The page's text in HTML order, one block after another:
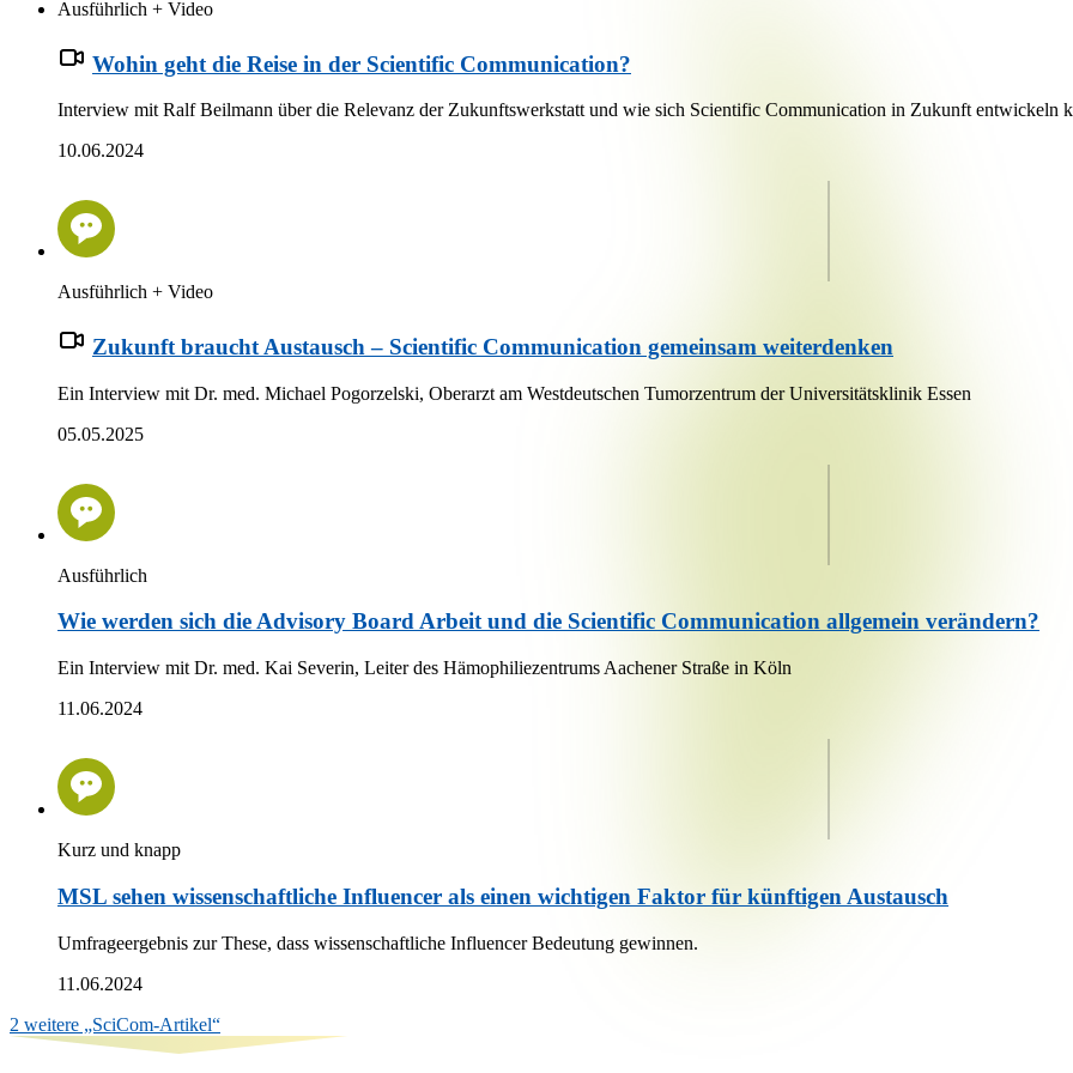
Ausführlich + Video
Wohin geht die Reise in der Scientific Communication?
Interview mit Ralf Beilmann über die Relevanz der Zukunftswerkstatt und wie sich Scientific Communication in Zukunft entwickeln
10.06.2024
Ausführlich + Video
Zukunft braucht Austausch – Scientific Communication gemeinsam weiterdenken
Ein Interview mit Dr. med. Michael Pogorzelski, Oberarzt am Westdeutschen Tumorzentrum der Universitätsklinik Essen
05.05.2025
Ausführlich
Wie werden sich die Advisory Board Arbeit und die Scientific Communication allgemein verändern?
Ein Interview mit Dr. med. Kai Severin, Leiter des Hämophiliezentrums Aachener Straße in Köln
11.06.2024
Kurz und knapp
MSL sehen wissenschaftliche Influencer als einen wichtigen Faktor für künftigen Austausch
Umfrageergebnis zur These, dass wissenschaftliche Influencer Bedeutung gewinnen.
11.06.2024
2 weitere „SciCom-Artikel“